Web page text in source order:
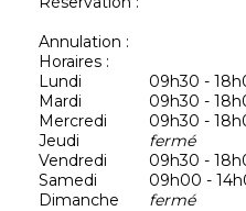
Annulation :
Horaires :
Lundi
09h30 -
Mardi
09h30 -
Mercredi
09h30 -
Jeudi
fermé
Vendredi
09h30 -
Samedi
09h00 -
Dimanche
fermé